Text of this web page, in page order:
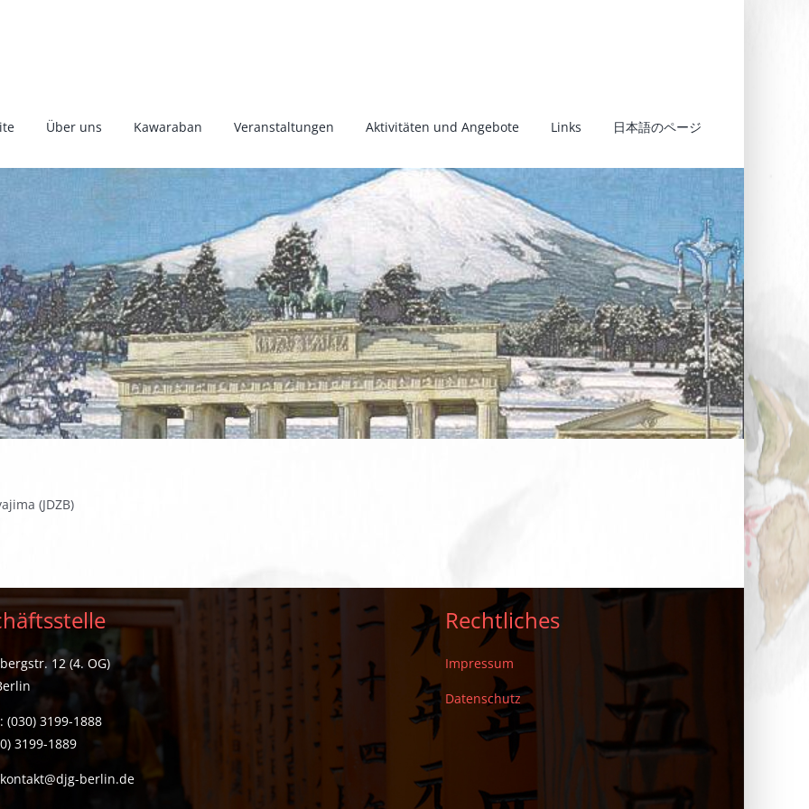
Über uns Kawaraban Veranstaltungen Aktivitäten und Angebote Links 日本語のページ
(JDZB)
12 (4. OG)
(030) 3199-1888
3199-1889
kontakt@djg-berlin.de
Rechtliches
Impressum
Datenschutz